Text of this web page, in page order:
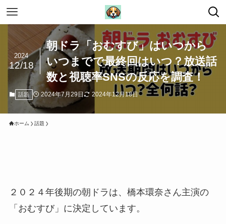
朝ドラ「おむすび」はいつから
いつまでで最終回はいつ？放送話
数と視聴率SNSの反応を調査！
2024
12/18
話題 2024年7月29日 2024年12月18日
ホーム 話題
２０２４年後期の朝ドラは、橋本環奈さん主演の
「おむすび」に決定しています。